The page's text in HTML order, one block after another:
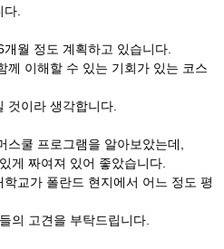
.
월 정도 계획하고 있습니다.
께 이해할 수 있는 기회가 있는 코스
것이라 생각합니다.
쿨 프로그램을 알아보았는데,
게 짜여져 있어 좋았습니다.
교가 폴란드 현지에서 어느 정도 평
의 고견을 부탁드립니다.